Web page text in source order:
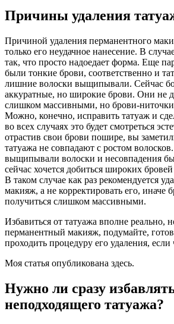
Причины удаления
Причиной удаления перманентного
только его неудачное нанесение. В
так, что просто надоедает форма. Еще
были тонкие брови, соответственно и
лишние волоски выщипывали. Сейчас
аккуратные, но широкие брови. Они не
слишком массивными, но брови-
Можно, конечно, исправить татуаж и
во всех случаях это будет смотреться
отрастив свои брови пошире, вы
татуажа не совпадают с ростом
выщипывали волоски и несовпадения
сейчас хочется добиться широких
В таком случае как раз рекомендуется
макияж, а не корректировать его, иначе
получиться слишком массивными.
Избавиться от татуажа вполне реально,
перманентный макияж, подумайте,
проходить процедуру его удаления, если
Моя статья опубликована здесь.
Нужно ли сразу
неподходящего татуажа?